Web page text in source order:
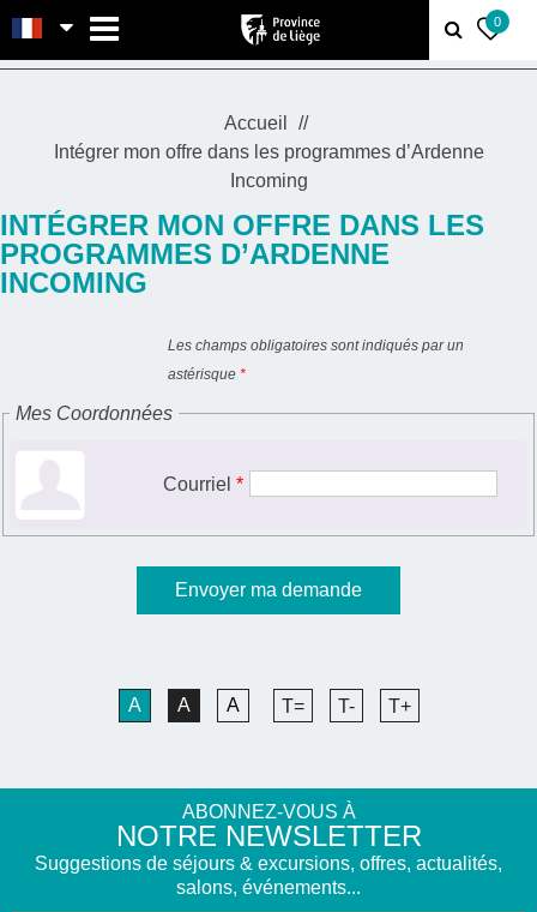
0
Accueil
Intégrer mon offre dans les programmes d’Ardenne
Incoming
INTÉGRER MON OFFRE DANS LES
PROGRAMMES D’ARDENNE
INCOMING
Les champs obligatoires sont indiqués par un
astérisque *
Mes Coordonnées
Courriel *
A A A T= T- T+
ABONNEZ-VOUS À
NOTRE NEWSLETTER
Suggestions de séjours & excursions, offres, actualités,
salons, événements...